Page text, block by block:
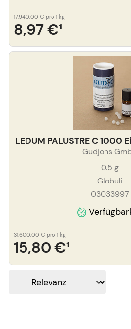
8,97 €¹
17.940,00 € pro 1 kg
LEDUM PALUSTRE C 1000
Gudjons
0.5 g
Globuli
03033997
15,80 €¹
31.600,00 € pro 1 kg